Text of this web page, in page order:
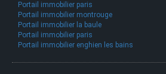
Portail immobilier paris
Portail immobilier montrouge
Portail immobilier la baule
Portail immobilier paris
Portail immobilier enghien les bains